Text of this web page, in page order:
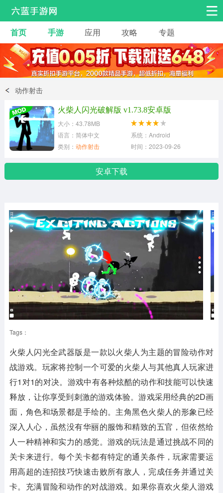
安卓手游 手游工具
热门手游 角色扮演 益智休闲
动作射击
冒险解谜 经营养成
体育竞技
首页 手游 应用 攻略 专题
动作射击
火柴人闪光破解版 v1.73.8安卓版
大小：43.78MB
语言：简体中文
系统：Android
类别： 动作射击 时间：2023-09-26
安卓下载
Tags：
火柴人闪光全武器版是一款以火柴人为主题的冒险动作对
战游戏。玩家将控制一个可爱的火柴人与其他真人玩家进
行1对1的对决。游戏中有各种炫酷的动作和技能可以快速
释放，让你享受到刺激的游戏体验。游戏采用经典的2D画
面，角色和场景都是手绘的。主角黑色火柴人的形象已经
深入人心，虽然没有华丽的服饰和精致的五官，但依然给
人一种精神和实力的感觉。游戏的玩法是通过挑战不同的
关卡来进行。每个关卡都有特定的通关条件，玩家需要运
用高超的连招技巧快速击败所有敌人，完成任务并通过关
卡。充满冒险和动作的对战游戏。如果你喜欢火柴人游戏